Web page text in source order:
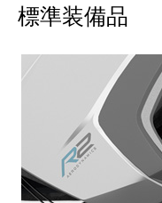
標準装備品